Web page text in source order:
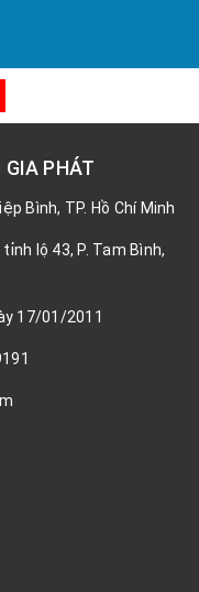
GIA PHÁT
Bình, TP. Hồ Chí Minh
lộ 43, P. Tam Bình,
17/01/2011